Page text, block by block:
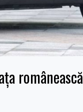
românească